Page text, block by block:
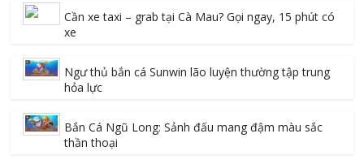
Cần xe taxi – grab tại Cà Mau? Gọi ngay, 15 phút có
xe
Ngư thủ bắn cá Sunwin lão luyện thường tập trung
hỏa lực
Bắn Cá Ngũ Long: Sảnh đấu mang đậm màu sắc
thần thoại